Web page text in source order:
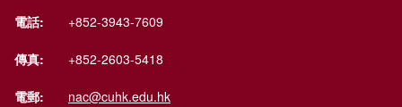
電話: +852-3943-7609
傳真: +852-2603-5418
電郵: nac@cuhk.edu.hk